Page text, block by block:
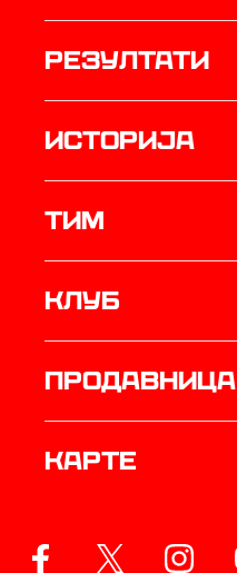
резултати
историја
ТИМ
Клуб
продавница
Карте